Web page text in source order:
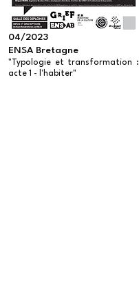
04/2023
ENSA Bretagne
"Typologie et transformation :
acte 1 - l'habiter"